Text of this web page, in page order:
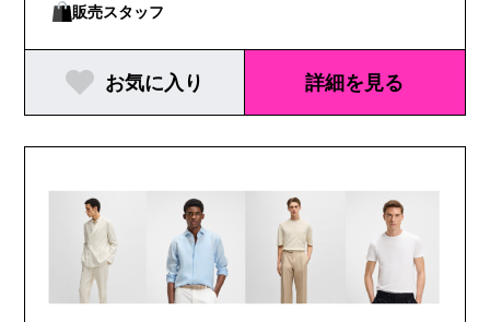
県｜群馬県｜三重県｜大阪府
販売スタッフ
お気に入り 詳細を見る